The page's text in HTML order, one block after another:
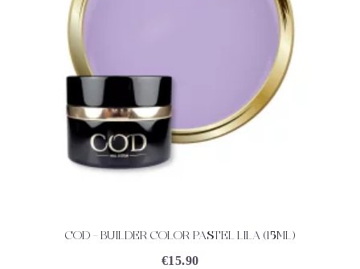
ACHETEZ DÉTAILS
COD – BUILDER COLOR PASTEL LILA (15ML)
€15.90